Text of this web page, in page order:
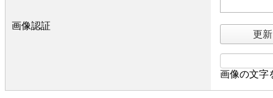
画像認証
更新
画像の文字